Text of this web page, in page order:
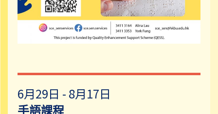
6月29日 - 8月17日
手語課程